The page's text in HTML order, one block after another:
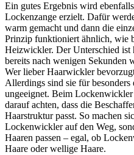
Ein gutes Ergebnis wird
Lockenzange erzielt. Dafür
warm gemacht und dann die
Prinzip funktioniert ähnlich, wie
Heizwickler. Der Unterschied ist
bereits nach wenigen Sekunden
Wer lieber Haarwickler
Allerdings sind sie für besonders
ungeeignet. Beim
darauf achten, dass die
Haarstruktur passt. So machen
Lockenwickler auf den Weg,
Haaren passen – egal, ob
Haare oder wellige Haare.